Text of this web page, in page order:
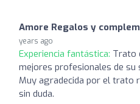
Amore Regalos y
years ago
Experiencia fantástica: Trato
mejores profesionales de su
Muy agradecida por el trato
sin duda.